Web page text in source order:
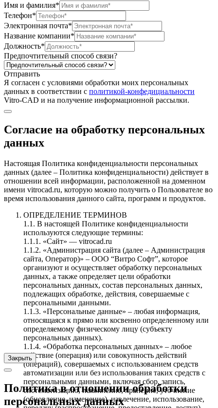
Имя и фамилия*
Телефон*
Электронная почта*
Название компании*
Должность*
Предпочтительный способ связи?
Отправить
Я согласен c условиями обработки моих персональных
данных в соответствии с политикой-конфедициальности
Vitro-CAD и на получение информационной рассылки.
Согласие на обработку персональных
данных
Настоящая Политика конфиденциальности персональных
данных (далее – Политика конфиденциальности) действует в
отношении всей информации, расположенной на доменном
имени vitrocad.ru, которую можно получить о Пользователе во
время использования данного сайта, программ и продуктов.
ОПРЕДЕЛЕНИЕ ТЕРМИНОВ
1.1. В настоящей Политике конфиденциальности
используются следующие термины:
1.1.1. «Сайт» — vitrocad.ru
1.1.2. «Администрация сайта (далее – Администрация
сайта, Оператор)» – ООО “Витро Софт”, которое
организуют и осуществляет обработку персональных
данных, а также определяет цели обработки
персональных данных, состав персональных данных,
подлежащих обработке, действия, совершаемые с
персональными данными.
1.1.3. «Персональные данные» – любая информация,
относящаяся к прямо или косвенно определенному или
определяемому физическому лицу (субъекту
персональных данных).
1.1.4. «Обработка персональных данных» – любое
действие (операция) или совокупность действий
(операций), совершаемых с использованием средств
автоматизации или без использования таких средств с
персональными данными, включая сбор, запись,
систематизацию, накопление, хранение, уточнение
(обновление, изменение), извлечение, использование,
Закрыть
Политика в отношении обработки
персональных данных